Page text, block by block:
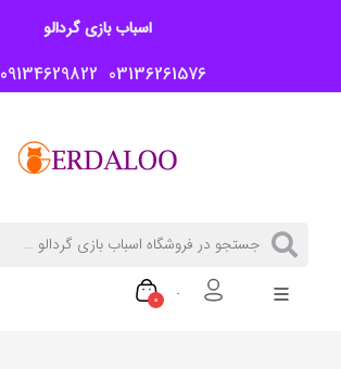
اسباب بازی گردالو
03136261576
09134629822
0